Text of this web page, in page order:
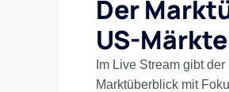
Der
US-
Im Live Stream gibt
Marktüberblick mit